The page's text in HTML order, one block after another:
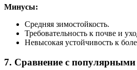
Минусы:
Средняя зимостойкость.
Требовательность к почве и
Невысокая устойчивость к
7. Сравнение с